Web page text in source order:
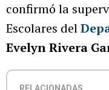
confirmó la
Escolares del
Evelyn Rivera